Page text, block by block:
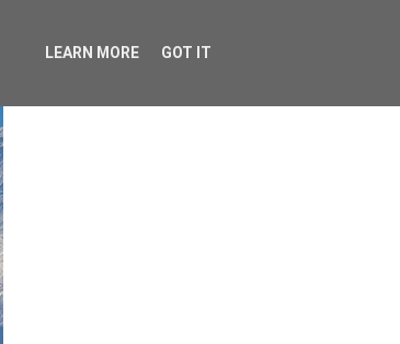
LEARN MORE GOT IT